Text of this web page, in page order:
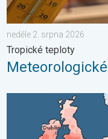
neděle 2. srpna 2026
Tropické teploty
Shrnutí července v